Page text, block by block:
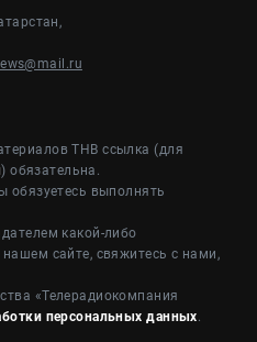
ТНВ ссылка (для
) обязательна.
обязуетесь выполнять
какой-либо
сайте, свяжитесь с нами,
«Телерадиокомпания
персональных данных.